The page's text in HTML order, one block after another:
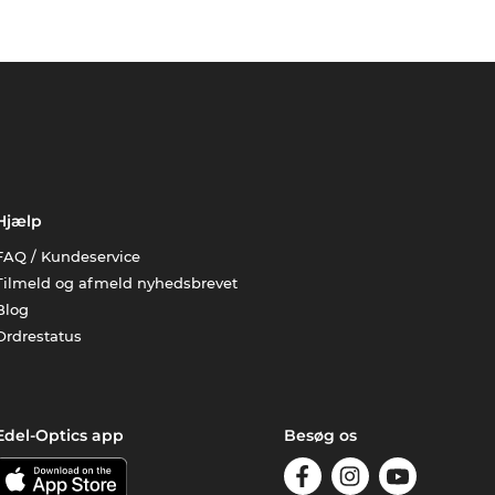
/ Kundeservice
og afmeld nyhedsbrevet
Optics app Besøg os